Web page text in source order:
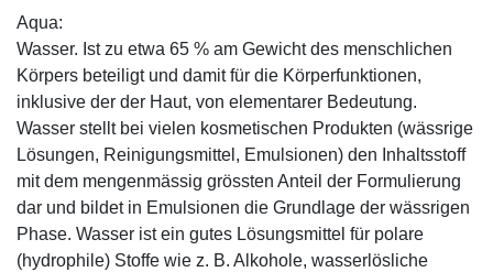
Aqua:
Wasser. Ist zu etwa 65 % am Gewicht des menschlichen
Körpers beteiligt und damit für die Körperfunktionen,
inklusive der der Haut, von elementarer Bedeutung.
Wasser stellt bei vielen kosmetischen Produkten (wässrige
Lösungen, Reinigungsmittel, Emulsionen) den Inhaltsstoff
mit dem mengenmässig grössten Anteil der Formulierung
dar und bildet in Emulsionen die Grundlage der wässrigen
Phase. Wasser ist ein gutes Lösungsmittel für polare
(hydrophile) Stoffe wie z. B. Alkohole, wasserlösliche